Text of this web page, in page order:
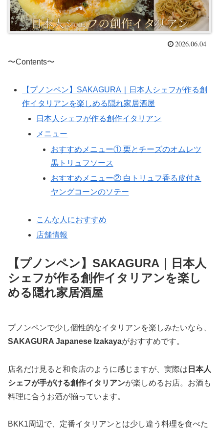
2026.06.04
〜Contents〜
【プノンペン】SAKAGURA｜日本人シェフが作る創
作イタリアンを楽しめる隠れ家居酒屋
日本人シェフが作る創作イタリアン
メニュー
おすすめメニュー① 栗とチーズのオムレツ
黒トリュフソース
おすすめメニュー② 白トリュフ香る皮付き
ヤングコーンのソテー
こんな人におすすめ
店舗情報
【プノンペン】SAKAGURA｜日本人
シェフが作る創作イタリアンを楽し
める隠れ家居酒屋
プノンペンで少し個性的なイタリアンを楽しみたいなら、
SAKAGURA Japanese Izakayaがおすすめです。
店名だけ見ると和食店のように感じますが、実際は 日本人
シェフが手がける創作イタリアンが楽しめるお店。お酒も
料理に合うお酒が揃っています。
BKK1周辺で、定番イタリアンとは少し違う料理を食べた